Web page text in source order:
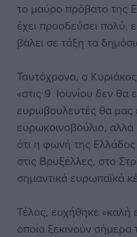
το μαύρο πρόβατο της
έχει προοδεύσει πολύ,
βάλει σε τάξη τα
Ταυτόχρονα, ο
«στις 9 Ιουνίου δεν θα
ευρωβουλευτές θα
ευρωκοινοβούλιο,
ότι η φωνή της
στις Βρυξέλλες, στο
σημαντικά ευρωπαϊκά
Τέλος, ευχήθηκε «καλή
οποία ξεκινούν